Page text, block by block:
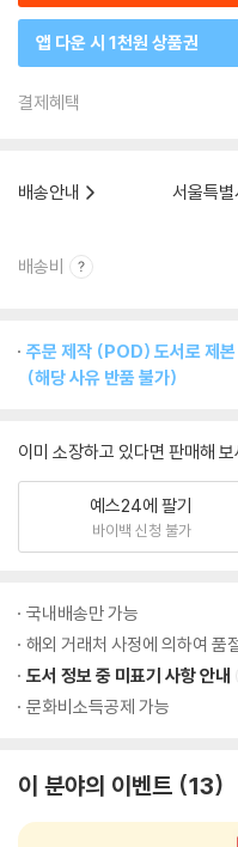
앱 다운 시 1천원 상품권
결제혜택
배송안내
서울특
배송비
주문 제작 (POD) 도서로 제본
(해당 사유 반품 불가)
이미 소장하고 있다면 판매해 보
예스24에 팔기
바이백 신청 불가
국내배송만 가능
해외 거래처 사정에 의하여 품
도서 정보 중 미표기 사항 안내
문화비소득공제 가능
이 분야의 이벤트 13